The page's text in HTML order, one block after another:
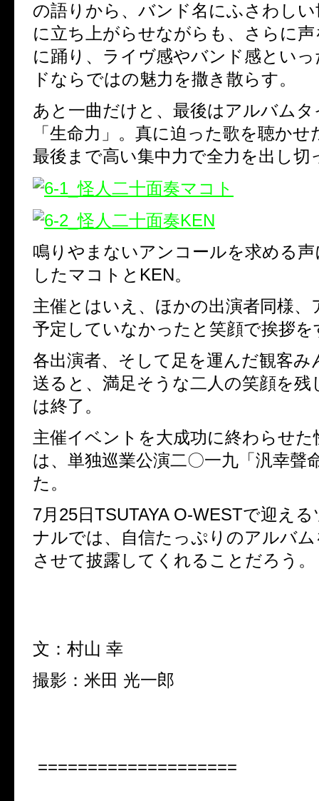
の語りから、バンド名にふさわし
に立ち上がらせながらも、さらに
に踊り、ライヴ感やバンド感とい
ドならではの魅力を撒き散らす。
あと一曲だけと、最後はアルバム
「生命力」。真に迫った歌を聴か
最後まで高い集中力で全力を出し切
鳴りやまないアンコールを求める
したマコトとKEN。
主催とはいえ、ほかの出演者同様、
予定していなかったと笑顔で挨拶を
各出演者、そして足を運んだ観客み
送ると、満足そうな二人の笑顔を残
は終了。
主催イベントを大成功に終わらせた
は、単独巡業公演二〇一九「汎幸聲
た。
7月25日TSUTAYA O-WESTで迎え
ナルでは、自信たっぷりのアルバ
させて披露してくれることだろう。
文：村山 幸
撮影：米田 光一郎
====================